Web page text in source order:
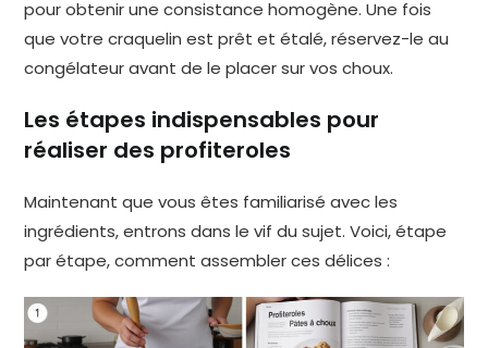
pour obtenir une consistance homogène. Une fois
que votre craquelin est prêt et étalé, réservez-le au
congélateur avant de le placer sur vos choux.
Les étapes indispensables pour
réaliser des profiteroles
Maintenant que vous êtes familiarisé avec les
ingrédients, entrons dans le vif du sujet. Voici, étape
par étape, comment assembler ces délices :